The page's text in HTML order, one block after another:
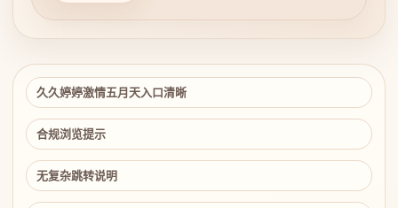
久久婷婷激情五月天入口清晰
合规浏览提示
无复杂跳转说明